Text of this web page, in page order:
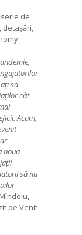
de
detașări,
să
cât
Acum,
noua
să nu
pe Venit